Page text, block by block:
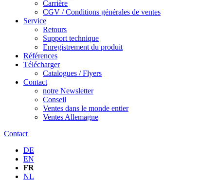
Carrière
CGV / Conditions générales de ventes
Service
Retours
Support technique
Enregistrement du produit
Références
Télécharger
Catalogues / Flyers
Contact
notre Newsletter
Conseil
Ventes dans le monde entier
Ventes Allemagne
Contact
DE
EN
FR
NL